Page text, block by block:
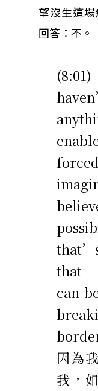
望沒生這
回答：不。
that
can
因為
我，